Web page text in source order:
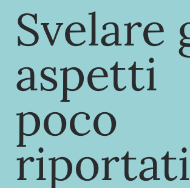
Svelare
aspetti
poco
riportati